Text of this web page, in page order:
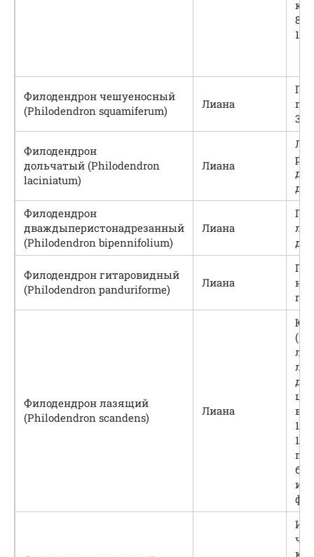
10
Филодендрон чешуеносный
(Philodendron squamiferum)
Лиана
30
Филодендрон
дольчатый (Philodendron
laciniatum)
Лиана
Филодендрон
дваждыперистонадрезанный
(Philodendron bipennifolium)
Лиана
Филодендрон гитаровидный
(Philodendron panduriforme)
Лиана
По
Филодендрон лазящий
(Philodendron scandens)
Лиана